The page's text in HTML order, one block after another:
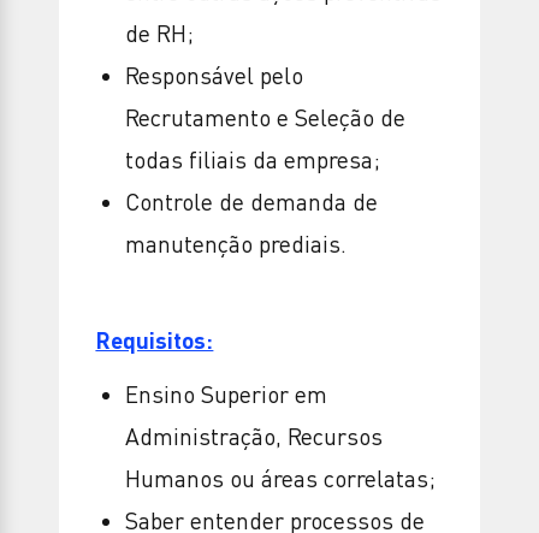
de RH;
Responsável pelo
Recrutamento e Seleção de
todas filiais da empresa;
Controle de demanda de
manutenção prediais.
Requisitos:
Ensino Superior em
Administração, Recursos
Humanos ou áreas correlatas;
Saber entender processos de